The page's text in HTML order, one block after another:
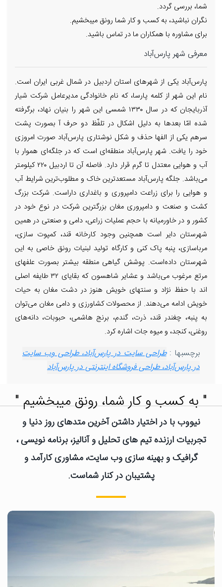
شما، بررسی گردد.
نگران نباشید، به کسب و کار شما رونق میبخشیم.
برای مشاوره با همکاران ما در تماس باشید.
معرفی شهر پارس‌آباد
پارس‌آباد یکی از شهرهای استان اردبیل در شمال غربی ایران است.
نام این شهر از کلمه پارسا، که نام خانوادگی مدیرعامل شرکت شیار
آذربایجان که در سال ۱۳۳۰ شمسی این شهر را بنیان نهاد، برگرفته
شده امّا بعدها به دلیل اشکال در تلفّظ دو حرف آ بصورت پشت
سرهم یکی از الفها حذف و شکل نوشتاری پارس‌آباد صورت امروزی
خود را یافت. شهر پارس‌آباد منطقه‌ای است که در جلگه‌ای هموار با
آب و هوایی معتدل تا گرم قرار دارد. فاصله آن تا اردبیل ۲۲۰ کیلومتر
می‌باشد. جلگه پارس‌آباد مستعدترین خاک و مطلوب‌ترین شرایط آب
و هوایی را برای زراعت دامپروری و باغداری داراست. شرکت بزرگ
کشت و صنعت و دامپروری مغان بزرگترین شرکت در نوع خود در
کشور و در خاورمیانه با حجم عملیات زراعی، دامی و صنعتی در همین
شهرستان دایر است همچنین وجود کارخانه قند، کمپوت سازی،
مرباسازی، پنبه پاک کنی و کارگاه تولید لبنیات رونق خاصی به این
شهرستان داده‌است. پوشش گیاهی منطقه بیشتر بصورت علفهای
مرتع مرغوب می‌باشد و عشایر شاهسون که بقایای ۳۲ طایفه اصلی
اند با حفظ نژاد و سنتهای خویش هنوز در دشت مغان به حیات
خویش ادامه می‌دهند. از محصولات کشاورزی و دامی مغان می‌توان
به پنبه، چغندر قند، ذرت، گندم، برنج هاشمی، حبوبات، دانه‌های
روغنی، کنجد، و میوه جات اشاره کرد.
برچسبها :طراحی سایت در پارس‌آباد، طراحی وب سایت
در پارس‌آباد، طراحی فروشگاه اینترنتی در پارس‌آباد
" به کسب و کار شما، رونق میبخشیم "
نیووب با در اختیار داشتن آخرین متدهای روز دنیا و
تجربیات ارزنده تیم های تحلیل و آنالیز، برنامه نویسی ،
گرافیک و بهینه سازی وب سایت، مشاوری کارآمد و
پشتیبان در کنار شماست.